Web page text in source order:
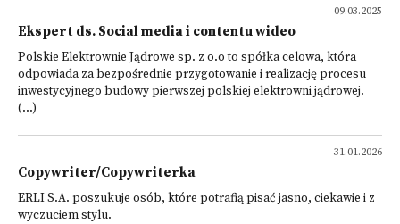
09.03.2025
Ekspert ds. Social media i contentu wideo
Polskie Elektrownie Jądrowe sp. z o.o to spółka celowa, która
odpowiada za bezpośrednie przygotowanie i realizację procesu
inwestycyjnego budowy pierwszej polskiej elektrowni jądrowej.
(...)
31.01.2026
Copywriter/Copywriterka
ERLI S.A. poszukuje osób, które potrafią pisać jasno, ciekawie i z
wyczuciem stylu.